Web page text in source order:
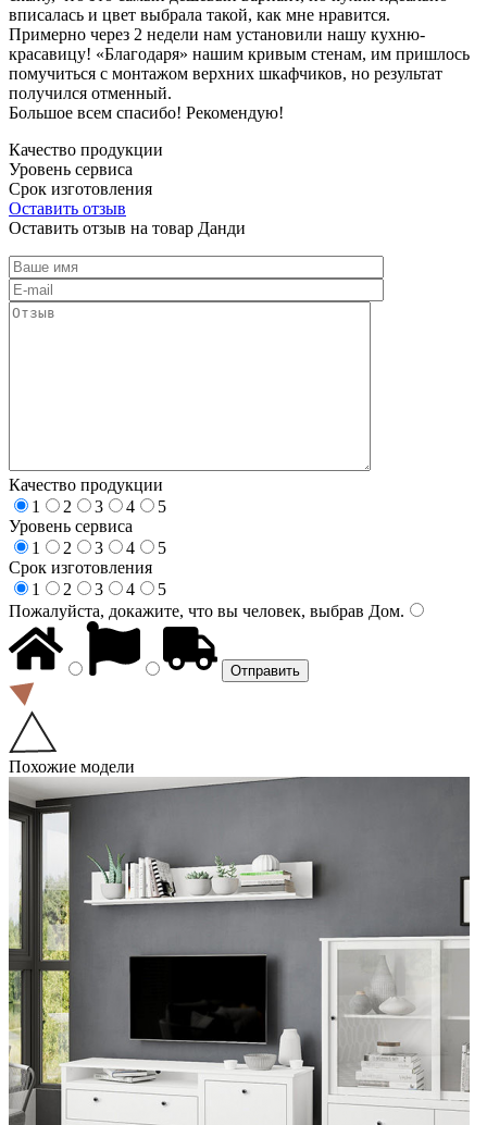
вписалась и цвет выбрала такой, как мне нравится.
Примерно через 2 недели нам установили нашу кухню-
красавицу! «Благодаря» нашим кривым стенам, им пришлось
помучиться с монтажом верхних шкафчиков, но результат
получился отменный.
Большое всем спасибо! Рекомендую!
Качество продукции
Уровень сервиса
Срок изготовления
Оставить отзыв
Оставить отзыв на товар Данди
Качество продукции
1
2 3 4
5
Уровень сервиса
1
2 3 4
5
Срок изготовления
1
2 3 4
5
Пожалуйста, докажите, что вы человек, выбрав Дом.
Похожие модели